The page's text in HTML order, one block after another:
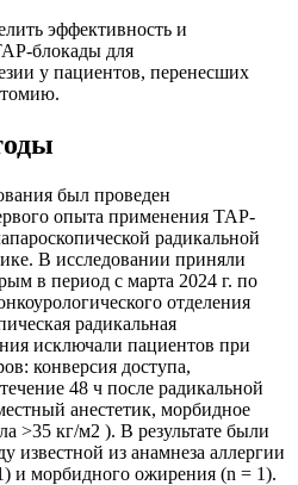
эффективность и
блокады для
у пациентов, перенесших
был проведен
опыта применения TAP-
радикальной
В исследовании приняли
в период с марта 2024 г. по
отделения
радикальная
исключали пациентов при
конверсия доступа,
48 ч после радикальной
анестетик, морбидное
>35 кг/м2 ). В результате были
известной из анамнеза аллергии
и морбидного ожирения (n = 1).